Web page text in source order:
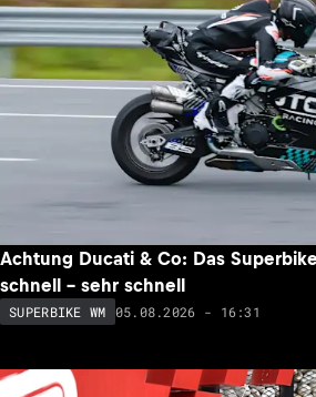
Achtung Ducati & Co: Das
schnell – sehr schnell
SUPERBIKE WM 05.08.2026 - 16:31